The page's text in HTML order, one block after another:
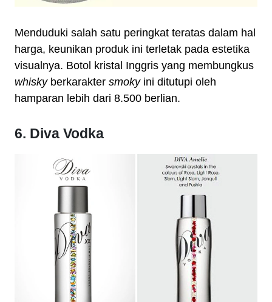
Menduduki salah satu peringkat teratas dalam hal
harga, keunikan produk ini terletak pada estetika
visualnya. Botol kristal Inggris yang membungkus
whiskyberkarakter smokyini ditutupi oleh
hamparan lebih dari 8.500 berlian.
6. Diva Vodka